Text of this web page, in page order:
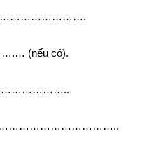
(nếu có).